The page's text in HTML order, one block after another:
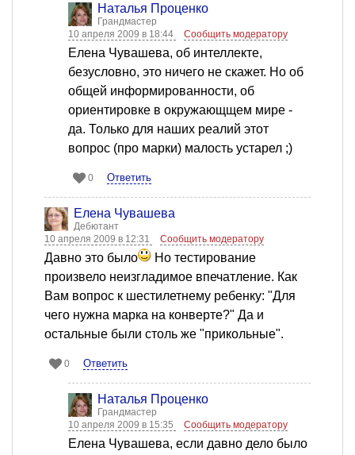
Наталья Проценко
Грандмастер
10 апреля 2009 в 18:44
Сообщить модератору
Елена Чувашева, об интеллекте,
безусловно, это ничего не скажет. Но об
общей информированности, об
ориентировке в окружающщем мире -
да. Только для наших реалий этот
вопрос (про марки) малость устарел ;)
0 Ответить
Елена Чувашева
Дебютант
10 апреля 2009 в 12:31
Сообщить модератору
Давно это было
Но тестирование
произвело неизгладимое впечатление. Как
Вам вопрос к шестилетнему ребенку: "Для
чего нужна марка на конверте?" Да и
остальные были столь же "прикольные".
0 Ответить
Наталья Проценко
Грандмастер
10 апреля 2009 в 15:35
Сообщить модератору
Елена Чувашева, если давно дело было